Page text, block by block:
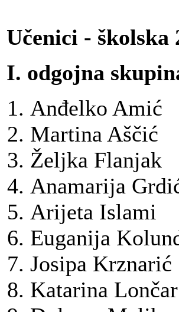
Učenici - školska
I. odgojna
Anđelko Amić
Martina Aščić
Željka Flanjak
Anamarija
Arijeta Islami
Euganija
Josipa Krznarić
Katarina Lončar